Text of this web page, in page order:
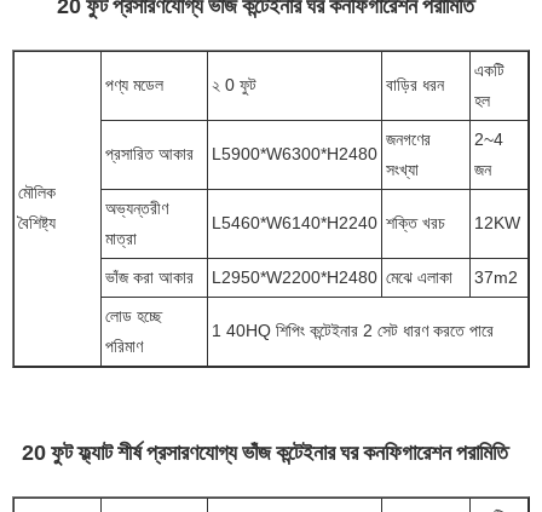
20 ফুট প্রসারণযোগ্য ভাঁজ কন্টেইনার ঘর কনফিগারেশন পরামিতি
মৌলিক
বৈশিষ্ট্য
পণ্য মডেল ২ 0 ফুট বাড়ির ধরন
একটি
হল
প্রসারিত আকার L5900*W6300*H2480
জনগণের
সংখ্যা
2~4
জন
অভ্যন্তরীণ
মাত্রা
L5460*W6140*H2240 শক্তি খরচ 12KW
ভাঁজ করা আকার L2950*W2200*H2480 মেঝে এলাকা
37m2
লোড হচ্ছে
পরিমাণ
1 40HQ শিপিং কন্টেইনার 2 সেট ধারণ করতে পারে
20 ফুট ফ্ল্যাট শীর্ষ প্রসারণযোগ্য ভাঁজ কন্টেইনার ঘর কনফিগারেশন পরামিতি